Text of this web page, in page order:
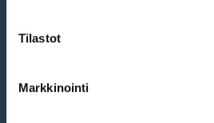
Tilastot
Markkinointi